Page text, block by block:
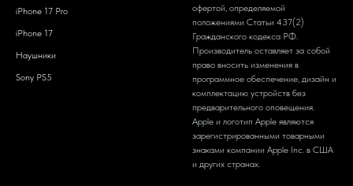
iPhone 17 Pro
iPhone 17
Наушники
Sony PS5
офертой, определяемой
положениями Статьи 437(2)
Гражданского кодекса РФ.
Производитель оставляет за собой
право вносить изменения в
программное обеспечение, дизайн и
комплектацию устройств без
предварительного оповещения.
Apple и логотип Apple являются
зарегистрированными товарными
знаками компании Apple Inc. в США
и других странах.